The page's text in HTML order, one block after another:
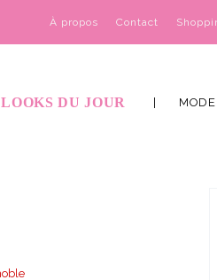
À propos Contact
LOOKS DU JOUR MODE